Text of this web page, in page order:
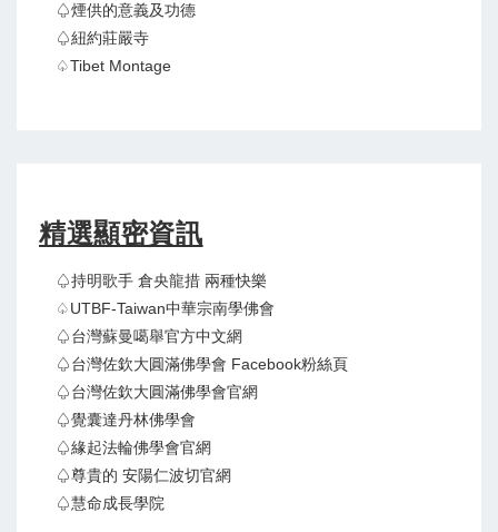
♤煙供的意義及功德
♤紐約莊嚴寺
♤Tibet Montage
精選顯密資訊
♤持明歌手 倉央龍措 兩種快樂
♤UTBF-Taiwan中華宗南學佛會
♤台灣蘇曼噶舉官方中文網
♤台灣佐欽大圓滿佛學會 Facebook粉絲頁
♤台灣佐欽大圓滿佛學會官網
♤覺囊達丹林佛學會
♤緣起法輪佛學會官網
♤尊貴的 安陽仁波切官網
♤慧命成長學院